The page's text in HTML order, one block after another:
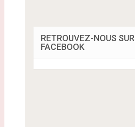
RETROUVEZ-NOUS SUR
FACEBOOK